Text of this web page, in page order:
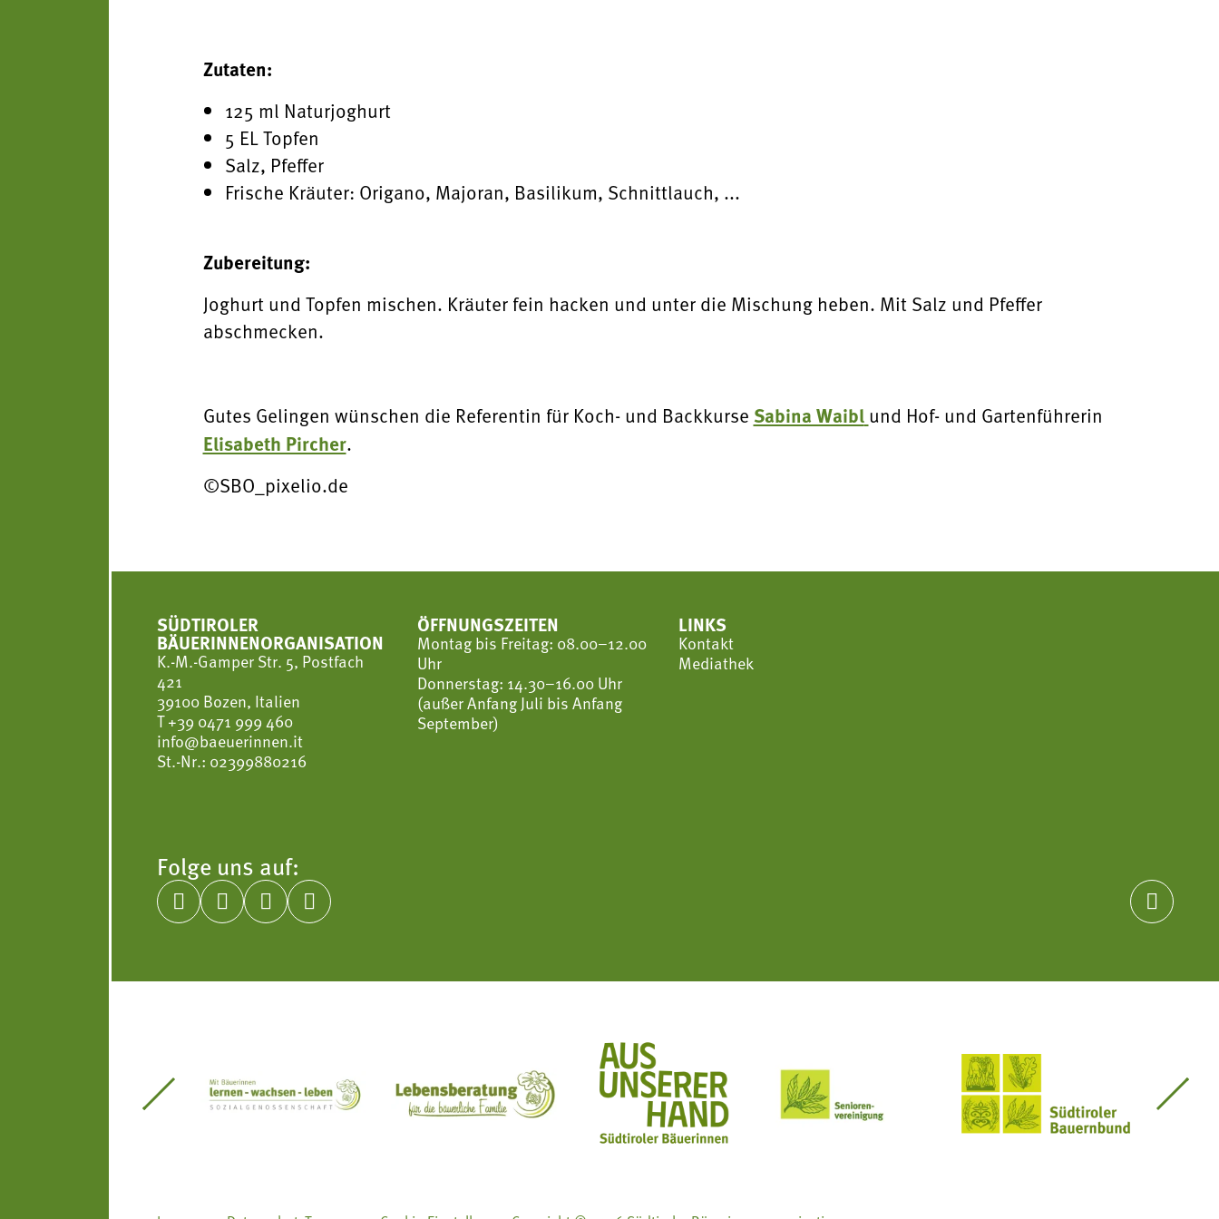
Zutaten:
125 ml Naturjoghurt
5 EL Topfen
Salz, Pfeffer
Frische Kräuter: Origano, Majoran, Basilikum, Schnittlauch, ...
Zubereitung:
Joghurt und Topfen mischen. Kräuter fein hacken und unter die Mischung heben. Mit Salz und Pfeffer
abschmecken.
Gutes Gelingen wünschen die Referentin für Koch- und Backkurse Sabina Waibl und Hof- und Gartenführerin
Elisabeth Pircher.
©SBO_pixelio.de
SÜDTIROLER
BÄUERINNENORGANISATION
K.-M.-Gamper Str. 5, Postfach
421
39100 Bozen, Italien
T+39 0471 999 460
info@baeuerinnen.it
St.-Nr.: 02399880216
ÖFFNUNGSZEITEN
Montag bis Freitag: 08.00–12.00
Uhr
Donnerstag: 14.30–16.00 Uhr
(außer Anfang Juli bis Anfang
September)
LINKS
Kontakt
Mediathek
Folge uns auf:
    
Südtiroler Gärtnervereinigung Sozialgenossenschaft Mit Bäuerinnen lernen - wachsen - leben
Lebensberatung für die bäuerliche Familie
Aus unserer Hand Seniorenvereinigung im SBB Südtiroler Bauernbund